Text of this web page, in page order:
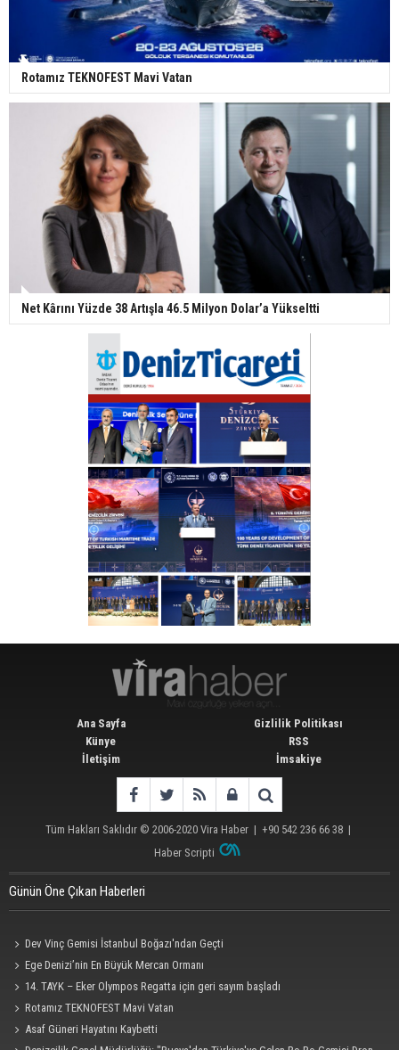
Rotamız TEKNOFEST Mavi Vatan
Net Kârını Yüzde 38 Artışla 46.5 Milyon Dolar’a Yükseltti
Ana Sayfa
Künye
İletişim
Gizlilik Politikası
RSS
İmsakiye
Tüm Hakları Saklıdır © 2006-2020 Vira Haber | +90 542 236 66 38 |
Haber Scripti
Günün Öne Çıkan Haberleri
Dev Vinç Gemisi İstanbul Boğazı'ndan Geçti
Ege Denizi’nin En Büyük Mercan Ormanı
14. TAYK – Eker Olympos Regatta için geri sayım başladı
Rotamız TEKNOFEST Mavi Vatan
Asaf Güneri Hayatını Kaybetti